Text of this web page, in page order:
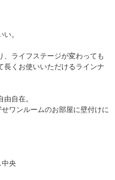
。
、ライフステージが変わっても
長くお使いいただけるラインナ
自在。
ワンルームのお部屋に壁付けに
央